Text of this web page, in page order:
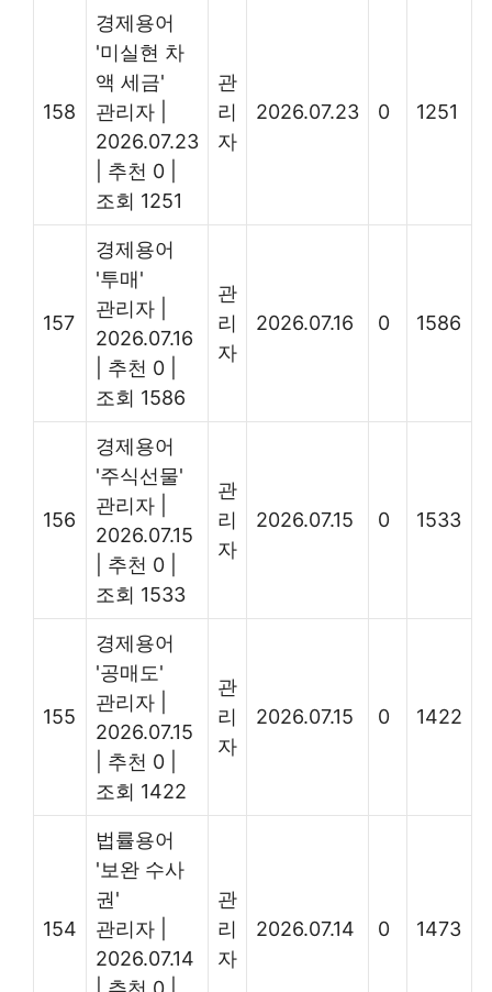
158
경제용어
'미실현 차
액 세금'
관리자
2026.07.23
추천 0
조회 1251
관
리
자
2026.07.23 0 1251
157
경제용어
'투매'
관리자
2026.07.16
추천 0
조회 1586
관
리
자
2026.07.16 0 1586
156
경제용어
'주식선물'
관리자
2026.07.15
추천 0
조회 1533
관
리
자
2026.07.15 0 1533
155
경제용어
'공매도'
관리자
2026.07.15
추천 0
조회 1422
관
리
자
2026.07.15 0 1422
154
법률용어
'보완 수사
권'
관리자
2026.07.14
관
리
자
2026.07.14 0 1473